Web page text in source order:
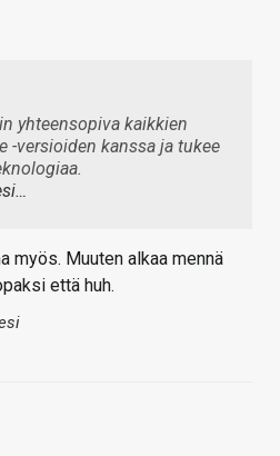
yhteensopiva kaikkien
-versioiden kanssa ja tukee
myös. Muuten alkaa mennä
että huh.